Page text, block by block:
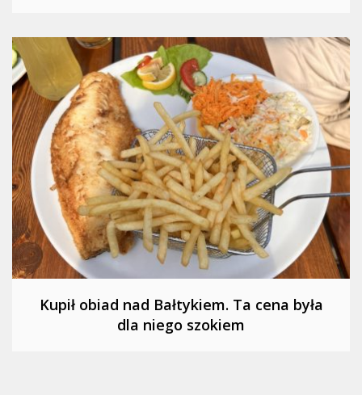
Kupił obiad nad Bałtykiem. Ta cena była
dla niego szokiem